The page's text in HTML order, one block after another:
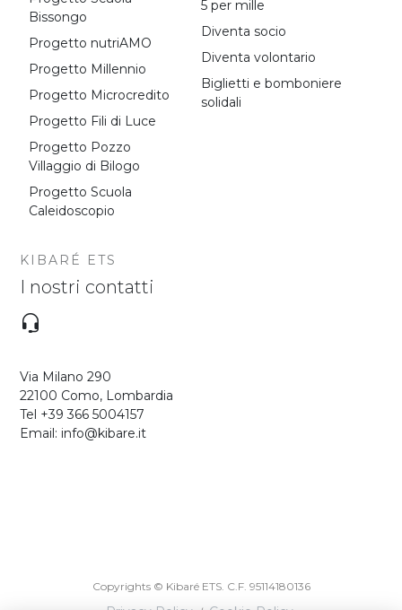
Bissongo
Progetto nutriAMO
Progetto Millennio
Progetto Microcredito
Progetto Fili di Luce
Progetto Pozzo
Villaggio di Bilogo
Progetto Scuola
Caleidoscopio
5 per mille
Diventa socio
Diventa volontario
Biglietti e bomboniere
solidali
KIBARÉ ETS
I nostri contatti
Via Milano 290
22100 Como, Lombardia
Tel +39 366 5004157
Email: info@kibare.it
Copyrights © Kibaré ETS. C.F. 95114180136